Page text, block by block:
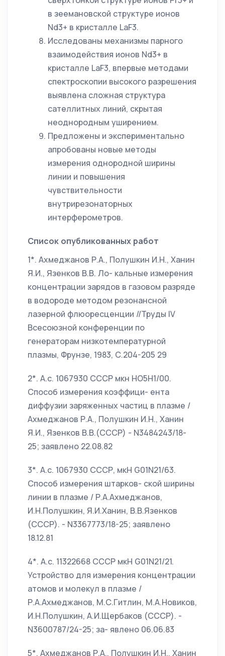
в зеемановской структуре ионов
Nd3+ в кристалле LaF3.
Исследованы механизмы парного
взаимодействия ионов Nd3+ в
кристалле LaF3, впервые методами
спектроскопии высокого разрешения
выявлена сложная структура
сателлитных линий, скрытая
неоднородным уширением.
Предложены и экспериментально
апробованы новые методы
измерения однородной ширины
линии и повышения
чувствительности
внутрирезонаторных
интерферометров.
Список опубликованных работ
1*. Ахмеджанов Р.А., Полушкин И.Н., Ханин
Я.И., Язенков В.В. Ло- кальные измерения
концентрации зарядов в газовом разряде
в водороде методом резонансной
лазерной флюоресценции //Труды IV
Всесоюзной конференции по
генераторам низкотемпературной
плазмы, Фрунзе, 1983, С.204-205 29
2*. А.с. 1067930 СССР мкн НО5Н1/00.
Способ измерения коэффици- ента
диффузии заряженных частиц в плазме /
Ахмеджанов Р.А., Полушкин И.Н., Ханин
Я.И., Язенков В.В.(СССР) - N3484243/18-
25; заявлено 22.08.82
3*. А.с. 1067930 СССР, мкН G01N21/63.
Способ измерения штарков- ской ширины
линии в плазме / Р.А.Ахмеджанов,
И.Н.Полушкин, Я.И.Ханин, В.В.Язенков
(СССР). - N3367773/18-25; заявлено
18.12.81
4*. А.с. 11322668 СССР мкН G01N21/21.
Устройство для измерения концентрации
атомов и молекул в плазме /
Р.А.Ахмеджанов, М.С.Гитлин, М.А.Новиков,
И.Н.Полушкин, А.И.Щербаков (СССР). -
N3600787/24-25; за- явлено 06.06.83
5*. Ахмеджанов Р.А., Полушкин И.Н., Ханин